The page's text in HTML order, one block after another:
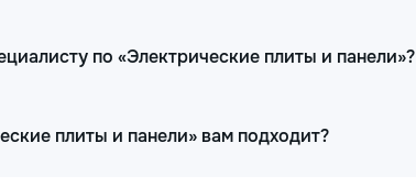
по «Электрические плиты и панели»?
плиты и панели» вам подходит?